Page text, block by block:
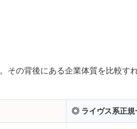
その背後にある企業体質を比較す
◎ ライヴス系正規